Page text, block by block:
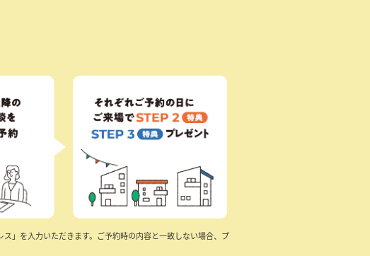
」を入力いただきます。ご予約時の内容と一致しない場合、プ